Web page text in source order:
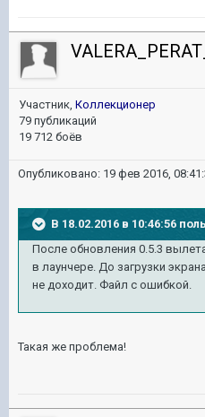
Участник, Коллекционер
79 публикаций
19 712 боёв
Опубликовано: 19 фев 2016,
В 18.02.2016 в 10:46:56
После обновления 0.5.3
в лаунчере. До загрузки
не доходит. Файл с ошибкой.
Такая же проблема!